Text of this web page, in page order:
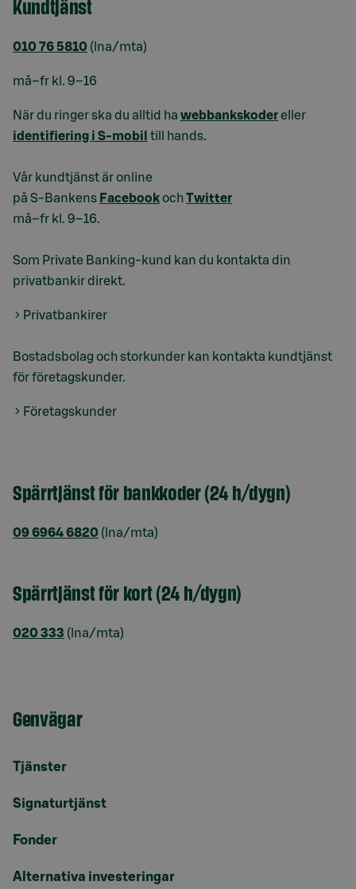
Kundtjänst
010 76 5810 (lna/mta)
må–fr kl. 9–16
När du ringer ska du alltid ha webbankskodereller
identifiering i S-mobil till hands.
Vår kundtjänst är online
på S-Bankens FacebookochTwitter
må–fr kl. 9–16.
Som Private Banking-kund kan du kontakta din
privatbankir direkt.
Privatbankirer
Bostadsbolag och storkunder kan kontakta kundtjänst
för företagskunder.
Företagskunder
Spärrtjänst för bankkoder (24 h/dygn)
09 6964 6820 (lna/mta)
Spärrtjänst för kort (24 h/dygn)
020 333 (lna/mta)
Genvägar
Tjänster
Signaturtjänst
Fonder
Alternativa investeringar